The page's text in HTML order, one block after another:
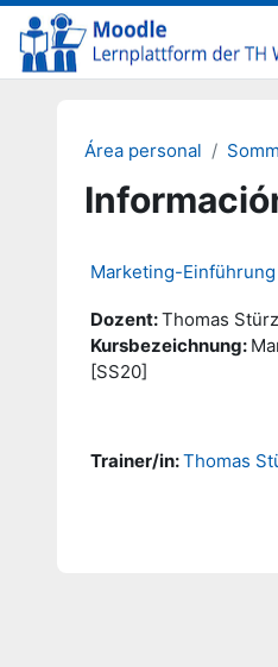
Salta al contenido principal
Área personal
Marketing-
Dozent:Thomas
Kursbezeichnung:
[SS20]
Trainer/in:Thomas